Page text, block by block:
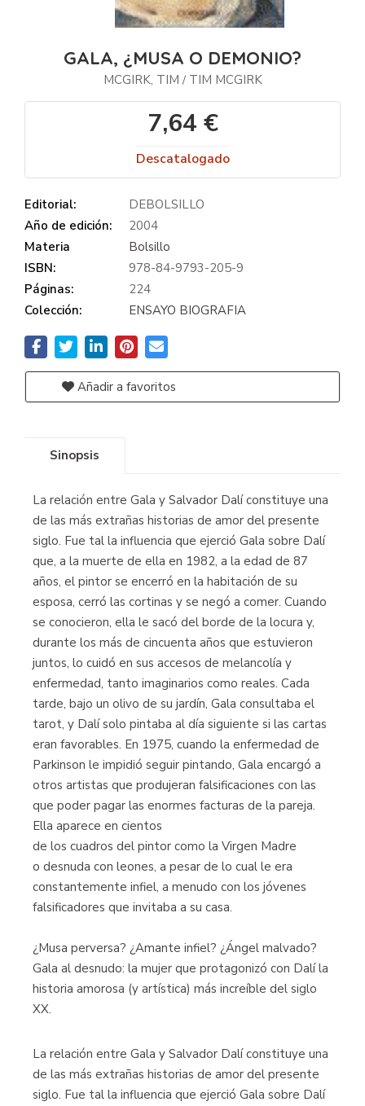
GALA, ¿MUSA O DEMONIO?
MCGIRK, TIM / TIM MCGIRK
7,64 €
Descatalogado
Editorial:
DEBOLSILLO
Año de edición:
2004
Materia
Bolsillo
ISBN:
978-84-9793-205-9
Páginas:
224
Colección:
ENSAYO BIOGRAFIA
Añadir a favoritos
Sinopsis
La relación entre Gala y Salvador Dalí constituye una
de las más extrañas historias de amor del presente
siglo. Fue tal la influencia que ejerció Gala sobre Dalí
que, a la muerte de ella en 1982, a la edad de 87
años, el pintor se encerró en la habitación de su
esposa, cerró las cortinas y se negó a comer. Cuando
se conocieron, ella le sacó del borde de la locura y,
durante los más de cincuenta años que estuvieron
juntos, lo cuidó en sus accesos de melancolía y
enfermedad, tanto imaginarios como reales. Cada
tarde, bajo un olivo de su jardín, Gala consultaba el
tarot, y Dalí solo pintaba al día siguiente si las cartas
eran favorables. En 1975, cuando la enfermedad de
Parkinson le impidió seguir pintando, Gala encargó a
otros artistas que produjeran falsificaciones con las
que poder pagar las enormes facturas de la pareja.
Ella aparece en cientos
de los cuadros del pintor como la Virgen Madre
o desnuda con leones, a pesar de lo cual le era
constantemente infiel, a menudo con los jóvenes
falsificadores que invitaba a su casa.
¿Musa perversa? ¿Amante infiel? ¿Ángel malvado?
Gala al desnudo: la mujer que protagonizó con Dalí la
historia amorosa (y artística) más increíble del siglo
XX.
La relación entre Gala y Salvador Dalí constituye una
de las más extrañas historias de amor del presente
siglo. Fue tal la influencia que ejerció Gala sobre Dalí